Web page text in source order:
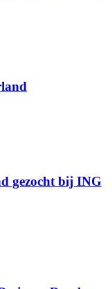
gezocht bij ING